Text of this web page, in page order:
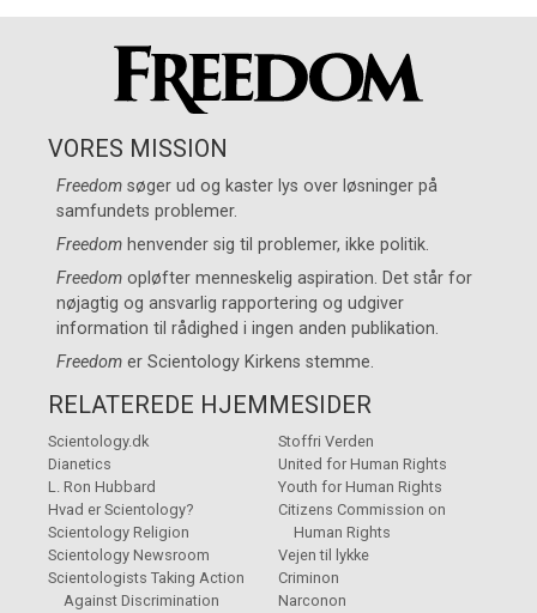
VORES MISSION
Freedom søger ud og kaster lys over løsninger på
samfundets problemer.
Freedom henvender sig til problemer, ikke politik.
Freedom opløfter menneskelig aspiration. Det står for
nøjagtig og ansvarlig rapportering og udgiver
information til rådighed i ingen anden publikation.
Freedom erScientology Kirkens stemme.
RELATEREDE HJEMMESIDER
Scientology.dk
Dianetics
L. Ron Hubbard
Hvad er Scientology?
Scientology Religion
Scientology Newsroom
Scientologists Taking Action
Against Discrimination
Stoffri Verden
United for Human Rights
Youth for Human Rights
Citizens Commission on
Human Rights
Vejen til lykke
Criminon
Narconon